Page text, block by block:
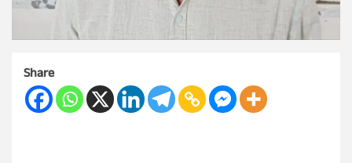
Share